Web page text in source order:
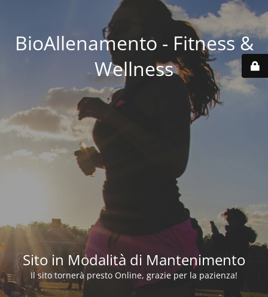
BioAllenamento - Fitness &
Wellness
Sito in Modalità di Mantenimento
Il sito tornerà presto Online, grazie per la pazienza!